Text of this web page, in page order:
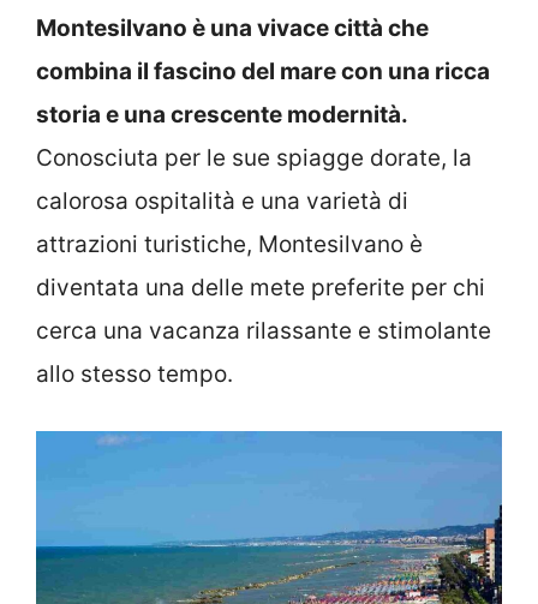
Montesilvano è una vivace città che
combina il fascino del mare con una ricca
storia e una crescente modernità.
Conosciuta per le sue spiagge dorate, la
calorosa ospitalità e una varietà di
attrazioni turistiche, Montesilvano è
diventata una delle mete preferite per chi
cerca una vacanza rilassante e stimolante
allo stesso tempo.